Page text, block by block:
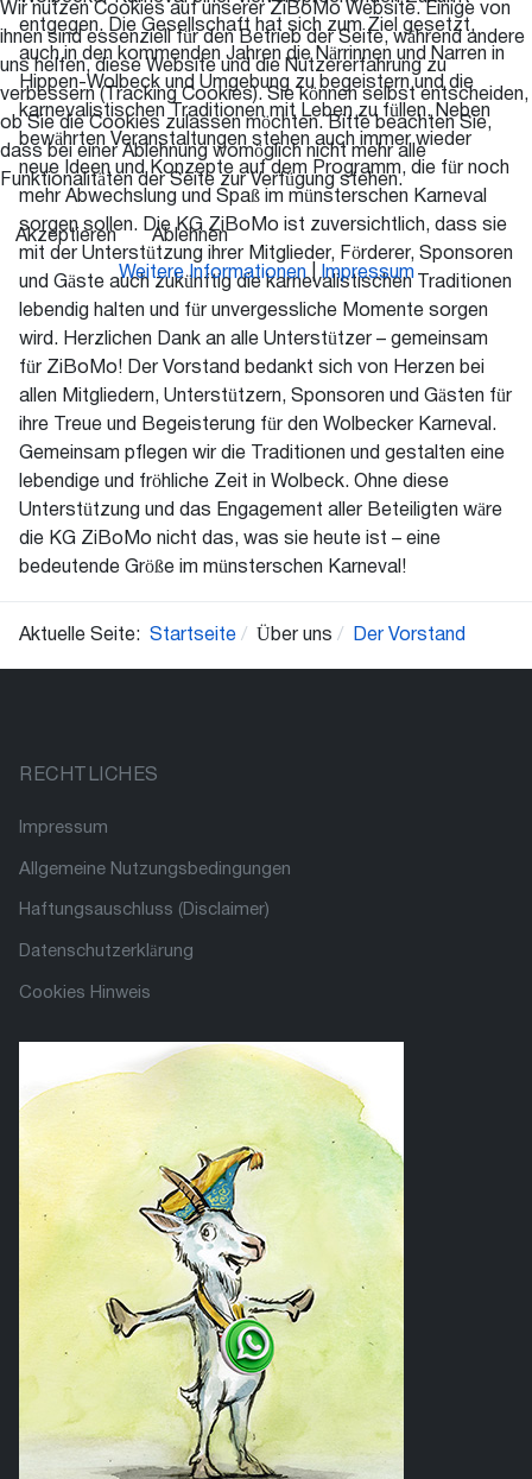
entgegen. Die Gesellschaft hat sich zum Ziel gesetzt,
auch in den kommenden Jahren die Närrinnen und Narren in
Hippen-Wolbeck und Umgebung zu begeistern und die
karnevalistischen Traditionen mit Leben zu füllen. Neben
bewährten Veranstaltungen stehen auch immer wieder
neue Ideen und Konzepte auf dem Programm, die für noch
mehr Abwechslung und Spaß im münsterschen Karneval
sorgen sollen. Die KG ZiBoMo ist zuversichtlich, dass sie
mit der Unterstützung ihrer Mitglieder, Förderer, Sponsoren
und Gäste auch zukünftig die karnevalistischen Traditionen
lebendig halten und für unvergessliche Momente sorgen
wird. Herzlichen Dank an alle Unterstützer – gemeinsam
für ZiBoMo! Der Vorstand bedankt sich von Herzen bei
allen Mitgliedern, Unterstützern, Sponsoren und Gästen für
ihre Treue und Begeisterung für den Wolbecker Karneval.
Gemeinsam pflegen wir die Traditionen und gestalten eine
lebendige und fröhliche Zeit in Wolbeck. Ohne diese
Unterstützung und das Engagement aller Beteiligten wäre
die KG ZiBoMo nicht das, was sie heute ist – eine
bedeutende Größe im münsterschen Karneval!
Aktuelle Seite: Startseite Über uns Der Vorstand
RECHTLICHES
Impressum
Allgemeine Nutzungsbedingungen
Haftungsauschluss (Disclaimer)
Datenschutzerklärung
Cookies Hinweis
Wir nutzen Cookies auf unserer ZiBoMo Website. Einige von
ihnen sind essenziell für den Betrieb der Seite, während andere
uns helfen, diese Website und die Nutzererfahrung zu
verbessern (Tracking Cookies). Sie können selbst entscheiden,
ob Sie die Cookies zulassen möchten. Bitte beachten Sie,
dass bei einer Ablehnung womöglich nicht mehr alle
Funktionalitäten der Seite zur Verfügung stehen.
Akzeptieren Ablehnen
Weitere Informationen|Impressum